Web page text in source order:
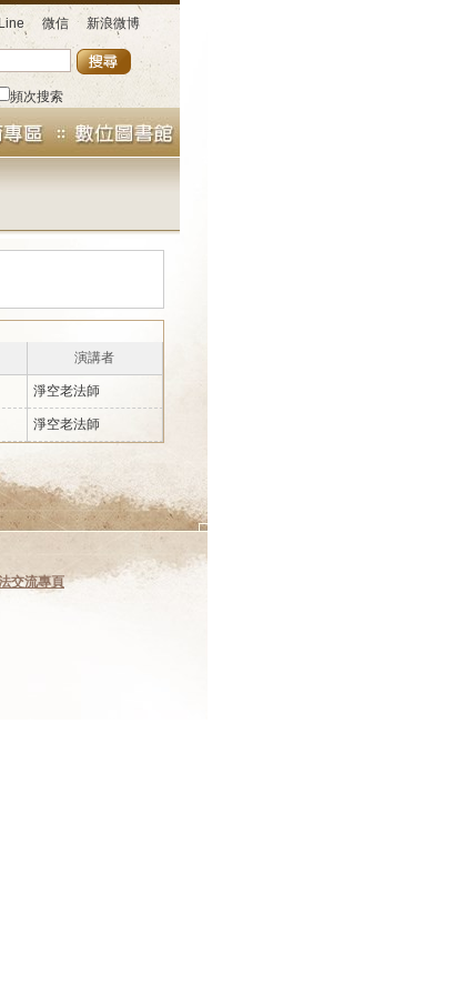
Line 微信 新浪微博
頻次搜索
演講者
淨空老法師
淨空老法師
交流專頁